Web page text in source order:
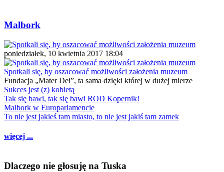
Malbork
poniedziałek, 10 kwietnia 2017 18:04
Spotkali się, by oszacować możliwości założenia muzeum
Fundacja „Mater Dei”, ta sama dzięki której w dużej mierze
Sukces jest (z) kobietą
Tak się bawi, tak się bawi ROD Kopernik!
Malbork w Europarlamencie
To nie jest jakieś tam miasto, to nie jest jakiś tam zamek
więcej ...
Dlaczego nie głosuję na Tuska